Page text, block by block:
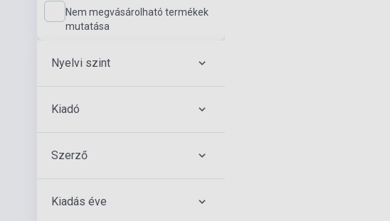
Nem megvásárolható termékek
mutatása
Nyelvi szint
Kiadó
Szerző
Kiadás éve